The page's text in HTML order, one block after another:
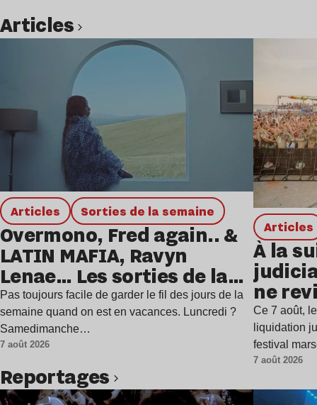
Articles
Articles Sorties de la semaine
Overmono, Fred again.. &
LATIN MAFIA, Ravyn
Lenae… Les sorties de la
semaine
Pas toujours facile de garder le fil des jours de la
semaine quand on est en vacances. Luncredi ?
Samedimanche…
7 août 2026
Articles
À la
ne
Ce 7 août,
liquidation
festival
7 août 2026
Reportages
Lire l’article